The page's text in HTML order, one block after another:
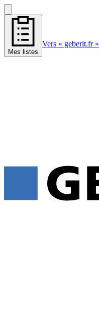
Mes listes
Vers « geberit.fr »